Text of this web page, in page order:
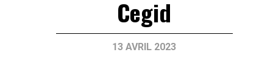
Cegid
13 AVRIL 2023